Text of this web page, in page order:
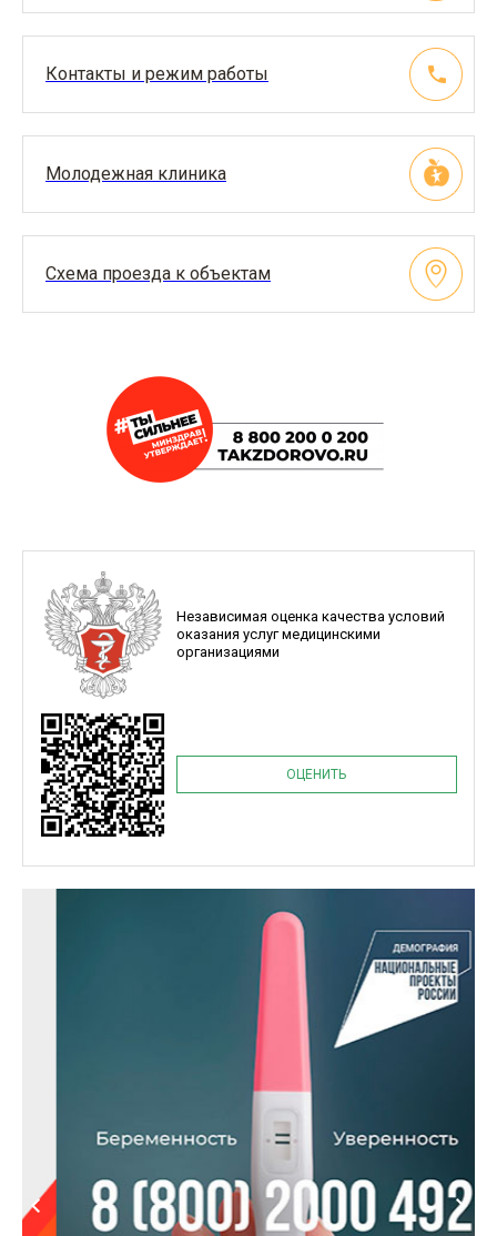
Контакты и режим работы
Молодежная клиника
Схема проезда к объектам
Независимая оценка качества условий
оказания услуг медицинскими
организациями
ОЦЕНИТЬ